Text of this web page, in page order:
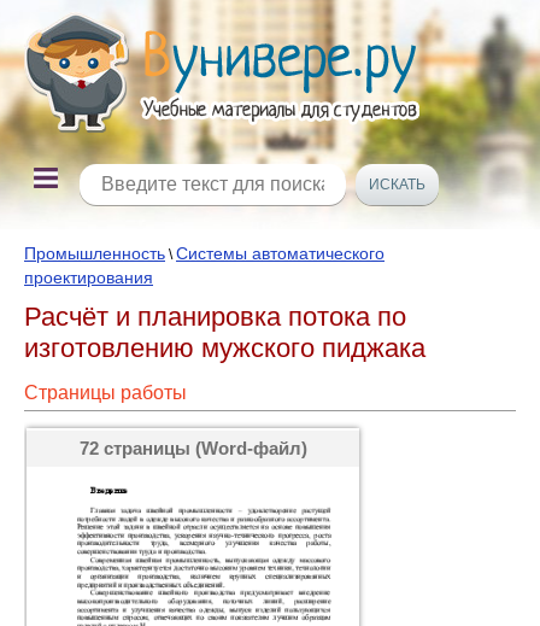
Промышленность \Системы автоматического
проектирования
Расчёт и планировка потока по
изготовлению мужского пиджака
Страницы работы
72 страницы (Word-файл)